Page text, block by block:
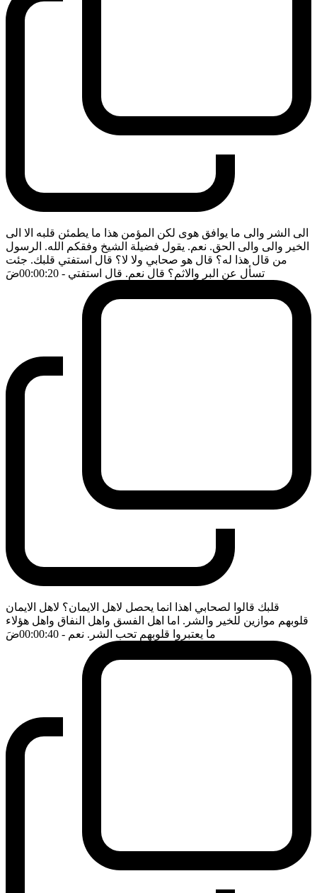
الى الشر والى ما يوافق هوى لكن المؤمن هذا ما يطمئن قلبه الا الى
الخير والى والى الحق. نعم. يقول فضيلة الشيخ وفقكم الله. الرسول
من قال هذا له؟ قال هو صحابي ولا لا؟ قال استفتي قلبك. جئت
تسأل عن البر والاثم؟ قال نعم. قال استفتي - 00:00:20 ضَ
قلبك قالوا لصحابي اهذا انما يحصل لاهل الايمان؟ لاهل الايمان
قلوبهم موازين للخير والشر. اما اهل الفسق واهل النفاق واهل هؤلاء
ما يعتبروا قلوبهم تحب الشر. نعم - 00:00:40 ضَ